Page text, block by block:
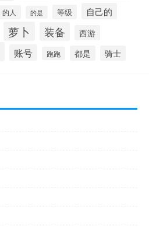
的人 的是 等级 自己的
萝卜 装备 西游
账号 跑跑 都是 骑士